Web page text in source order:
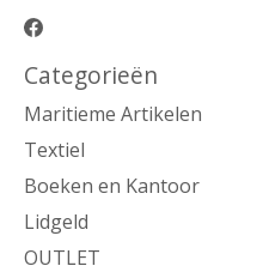
Categorieën
Maritieme Artikelen
Textiel
Boeken en Kantoor
Lidgeld
OUTLET